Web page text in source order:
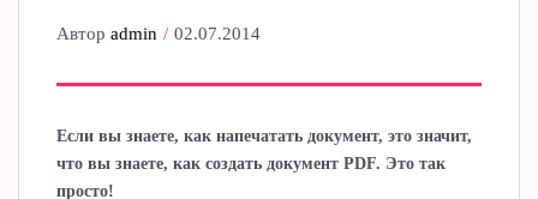
Авторadmin 02.07.2014
Если вы знаете, как напечатать документ, это значит,
что вы знаете, как создать документ PDF. Это так
просто!